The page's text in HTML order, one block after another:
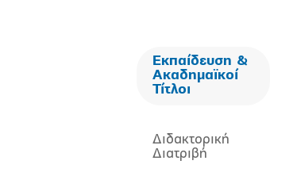
Εκπαίδευση &
Ακαδημαϊκοί
Τίτλοι
Διδακτορική
Διατριβή